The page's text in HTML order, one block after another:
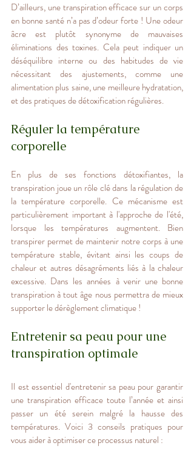
D’ailleurs, une transpiration efficace sur un corps
en bonne santé n’a pas d’odeur forte ! Une odeur
âcre est plutôt synonyme de mauvaises
éliminations des toxines. Cela peut indiquer un
déséquilibre interne ou des habitudes de vie
nécessitant des ajustements, comme une
alimentation plus saine, une meilleure hydratation,
et des pratiques de détoxification régulières.
Réguler la température
corporelle
En plus de ses fonctions détoxifiantes, la
transpiration joue un rôle clé dans la régulation de
la température corporelle. Ce mécanisme est
particulièrement important à l'approche de l'été,
lorsque les températures augmentent. Bien
transpirer permet de maintenir notre corps à une
température stable, évitant ainsi les coups de
chaleur et autres désagréments liés à la chaleur
excessive. Dans les années à venir une bonne
transpiration à tout âge nous permettra de mieux
supporter le dérèglement climatique !
Entretenir sa peau pour une
transpiration optimale
Il est essentiel d'entretenir sa peau pour garantir
une transpiration efficace toute l’année et ainsi
passer un été serein malgré la hausse des
températures. Voici 3 conseils pratiques pour
vous aider à optimiser ce processus naturel :